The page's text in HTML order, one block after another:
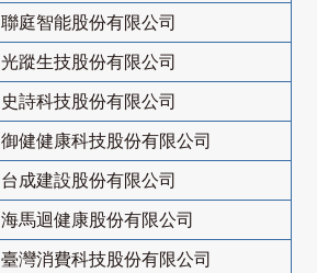
聯庭智能股份有限公司
光蹤生技股份有限公司
史詩科技股份有限公司
御健健康科技股份有限公司
台成建設股份有限公司
海馬迴健康股份有限公司
臺灣消費科技股份有限公司